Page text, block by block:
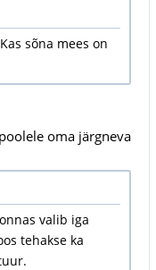
sõna mees on
oma järgneva
valib iga
tehakse ka